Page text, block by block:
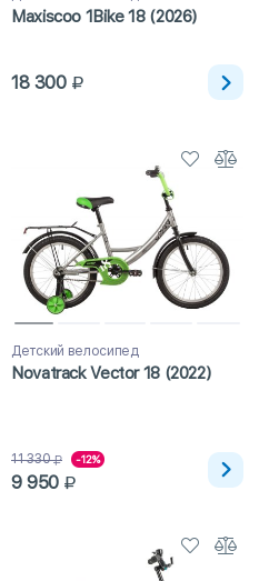
Maxiscoo 1Bike 18 (2026)
18 300
Детский велосипед
Novatrack Vector 18 (2022)
11 330 -12%
9 950